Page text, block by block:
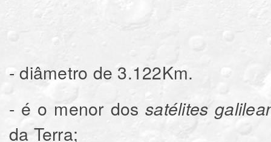
- diâmetro de 3.122Km.
- é o menor dossatélites
da Terra;